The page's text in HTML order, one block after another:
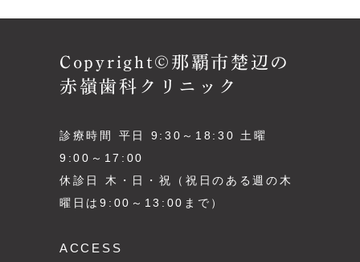
Copyright©那覇市楚辺の
赤嶺歯科クリニック
診療時間 平日 9:30～18:30 土曜
9:00～17:00
休診日 木・日・祝（祝日のある週の木
曜日は9:00～13:00まで）
ACCESS